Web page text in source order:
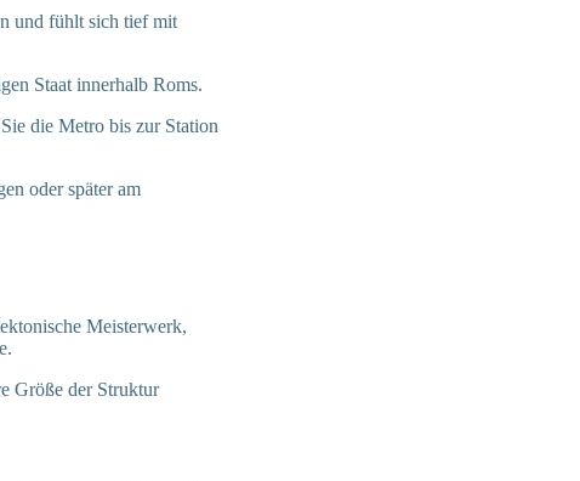
und fühlt sich tief mit
Staat innerhalb Roms.
die Metro bis zur Station
oder später am
Meisterwerk,
Größe der Struktur